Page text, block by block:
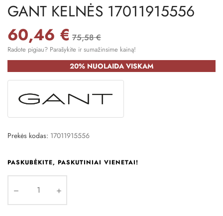
GANT KELNĖS 17011915556
60,46 € 75,58 €
Radote pigiau? Parašykite ir sumažinsime kainą!
20% NUOLAIDA VISKAM
Prekės kodas: 17011915556
PASKUBĖKITE, PASKUTINIAI VIENETAI!